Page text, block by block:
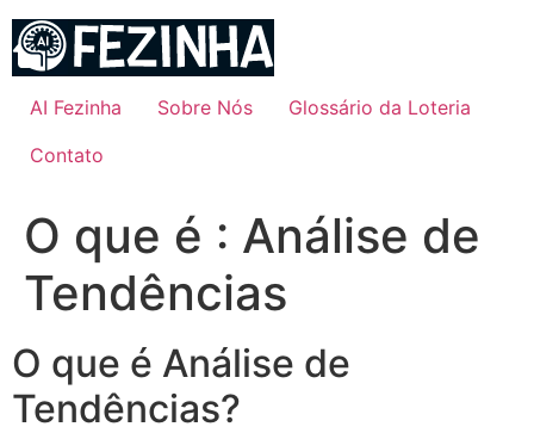
para
conteúdo
AI Fezinha Sobre Nós
Glossário da Loteria
Contato
O que é : Análise de
Tendências
O que é Análise de
Tendências?